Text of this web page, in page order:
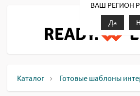
ВАШ РЕГИОН
Да
Каталог Готовые шаблоны